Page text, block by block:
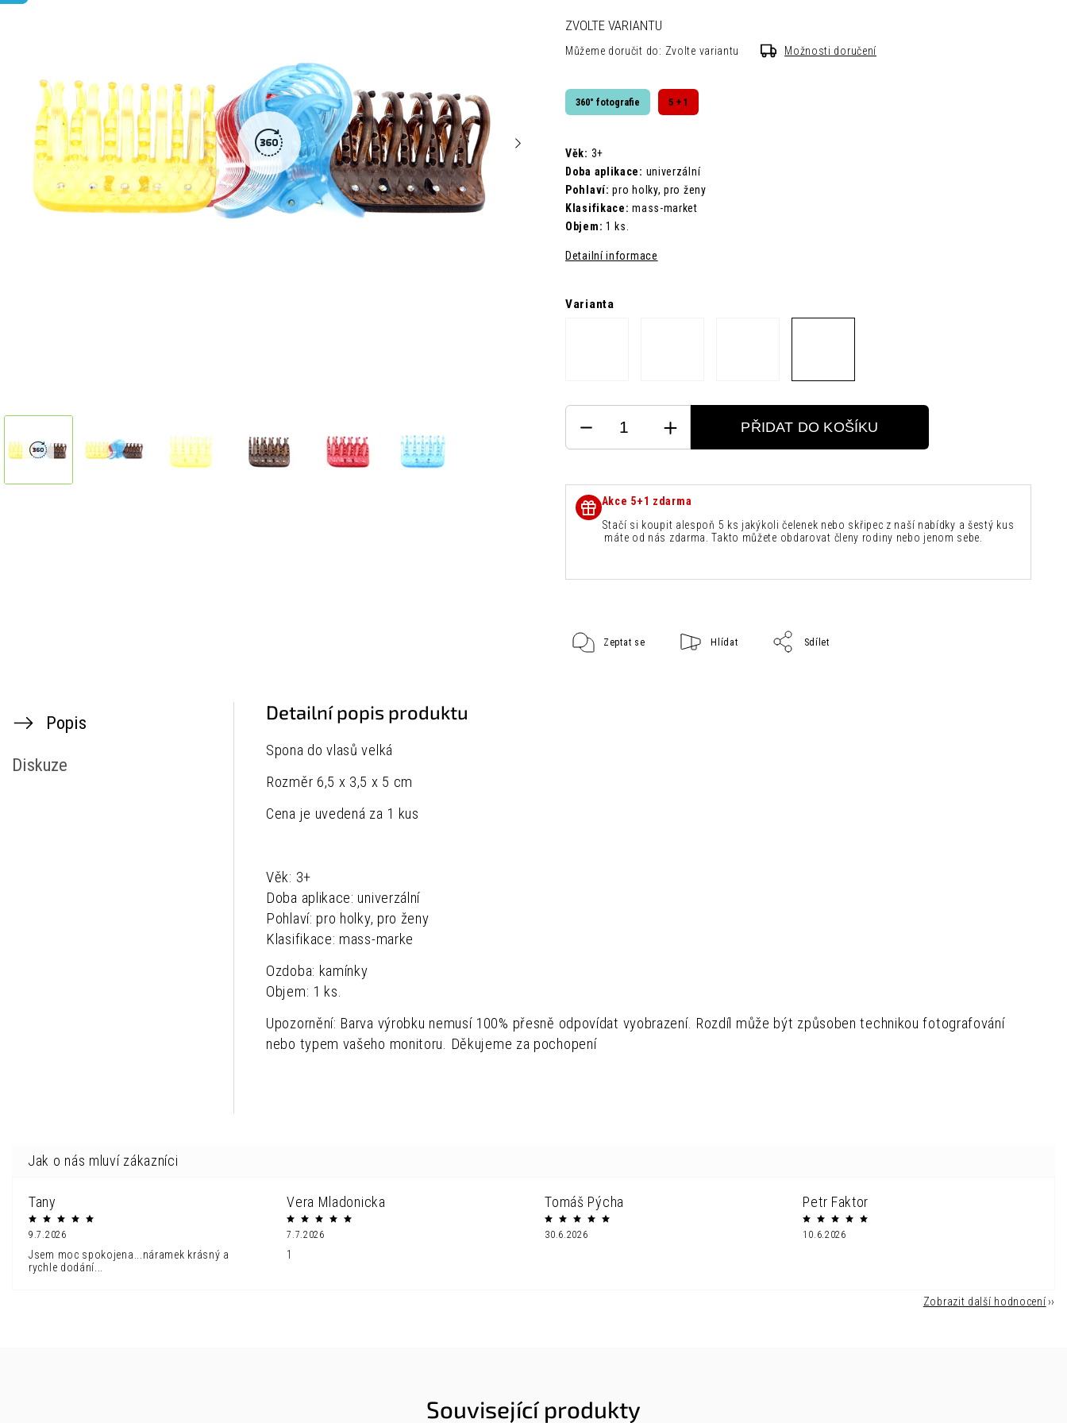
360° fotografie 5 + 1
Věk: 3+
Doba aplikace: univerzální
Pohlaví: pro holky, pro ženy
Klasifikace: mass-market
Objem: 1 ks.
Detailní informace
Varianta
ZVOLTE VARIANTU
Můžeme doručit do: Zvolte variantu Možnosti doručení
PŘIDAT DO KOŠÍKU
Akce 5+1 zdarma
Stačí si koupit alespoň 5 ks jakýkoli čelenek nebo skřipec z naší nabídky a šestý kus
máte od nás zdarma. Takto můžete obdarovat členy rodiny nebo jenom sebe.
Zeptat se Hlídat Sdílet
Popis
Diskuze
Detailní popis produktu
Spona do vlasů velká
Rozměr 6,5 x 3,5 x 5 cm
Cena je uvedená za 1 kus
Věk: 3+
Doba aplikace: univerzální
Pohlaví: pro holky, pro ženy
Klasifikace: mass-marke
Ozdoba: kamínky
Objem: 1 ks.
Upozornění: Barva výrobku nemusí 100% přesně odpovídat vyobrazení. Rozdíl může být způsoben technikou fotografování
nebo typem vašeho monitoru. Děkujeme za pochopení
Tany
9.7.2026
Jsem moc spokojena...náramek krásný a
rychle dodání...
Vera Mladonicka
7.7.2026
1
Tomáš Pýcha
30.6.2026
Petr Faktor
10.6.2026
Zobrazit další hodnocení
Související produkty